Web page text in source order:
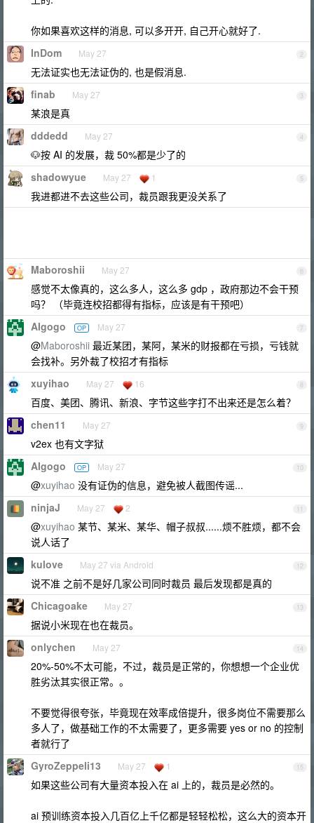
你如果喜欢这样的消息, 可以多开开, 自己开心就好了.
2
InDom May 27
无法证实也无法证伪的, 也是假消息.
3
finab May 27
某浪是真
4
dddedd May 27
🐶按 AI 的发展，裁 50%都是少了的
5
shadowyue May 27 1
我进都进不去这些公司，裁员跟我更没关系了
6
Maboroshii May 27
感觉不太像真的，这么多人，这么多 gdp ，政府那边不会干预
吗？ （毕竟连校招都得有指标，应该是有干预吧）
7
AIgogo OP May 27
@Maboroshii 最近某团，某阿，某米的财报都在亏损，亏钱就
会找补。另外裁了校招才有指标
8
xuyihao May 27 16
百度、美团、腾讯、新浪、字节这些字打不出来还是怎么着？
9
chen11 May 27
v2ex 也有文字狱
10
AIgogo OP May 27
@xuyihao 没有证伪的信息，避免被人截图传谣...
11
ninjaJ May 27 2
@xuyihao 某节、某米、某华、帽子叔叔......烦不胜烦，都不会
说人话了
12
kulove May 27 via Android
说不准 之前不是好几家公司同时裁员 最后发现都是真的
13
Chicagoake May 27
据说小米现在也在裁员。
14
onlychen May 27
20%-50%不太可能，不过，裁员是正常的，你想想一个企业优
胜劣汰其实很正常。。
不要觉得很夸张，毕竟现在效率成倍提升，很多岗位不需要那么
多人了，做基础工作的不太需要了，更多需要 yes or no 的控制
者就行了
15
GyroZeppeli13 May 27 1
如果这些公司有大量资本投入在 ai 上的，裁员是必然的。
ai 预训练资本投入几百亿上千亿都是轻轻松松，这么大的资本开